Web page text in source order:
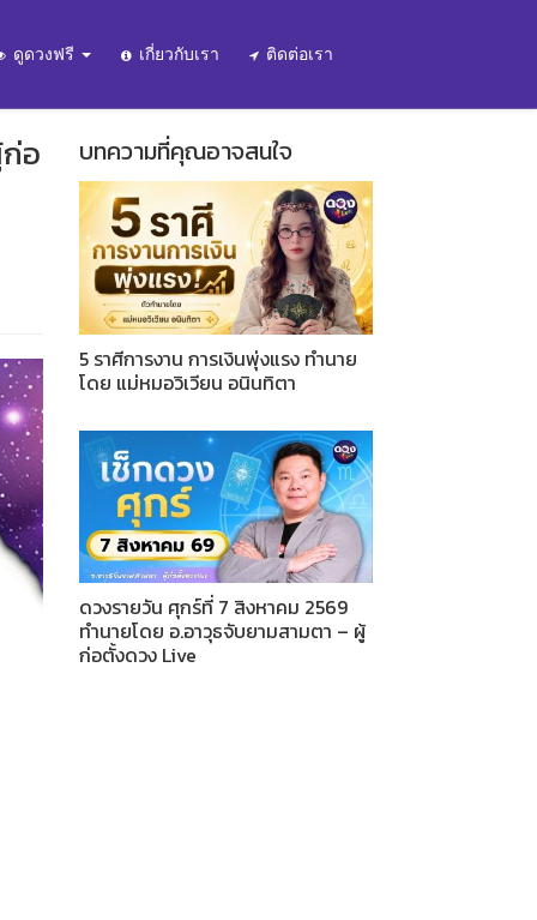
ดูดวงฟรี เกี่ยวกับเรา ติดต่อเรา
อ
บทความที่คุณอาจสนใจ
5 ราศีการงาน การเงินพุ่งแรง ทำนาย
โดย แม่หมอวิเวียน อนินทิตา
ดวงรายวัน ศุกร์ที่ 7 สิงหาคม 2569
ทำนายโดย อ.อาวุธจับยามสามตา – ผู้
ก่อตั้งดวง Live